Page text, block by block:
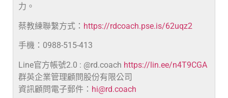
力。
蔡教練聯繫方式： https://rdcoach.pse.is/62uqz2
手機：0988-515-413
Line官方帳號2.0 : @rd.coach https://lin.ee/n4T9CGA
群英企業管理顧問股份有限公司
資訊顧問電子郵件： hi@rd.coach